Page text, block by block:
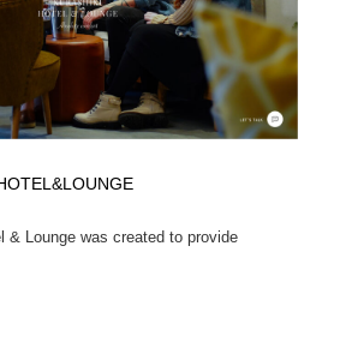
& Lounge was created to provide